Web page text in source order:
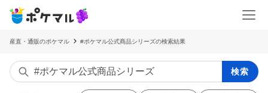
産直・通販のポケマル #ポケマル公式商品シリーズの検索結果
検索